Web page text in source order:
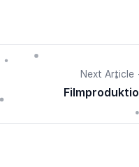
Next Article